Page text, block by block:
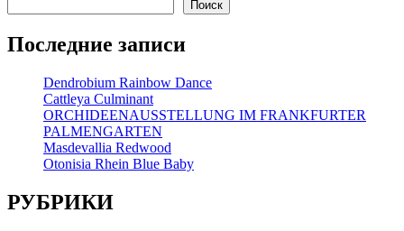
Поиск
Последние записи
Dendrobium Rainbow Dance
Cattleya Culminant
ORCHIDEENAUSSTELLUNG IM FRANKFURTER
PALMENGARTEN
Masdevallia Redwood
Otonisia Rhein Blue Baby
РУБРИКИ